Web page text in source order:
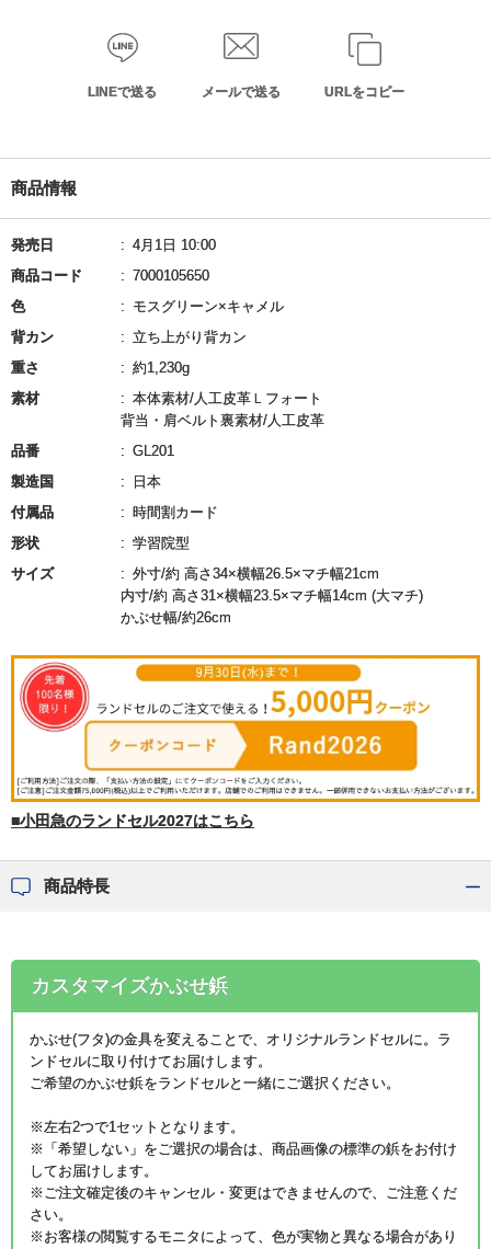
LINEで送る メールで送る URLをコピー
商品情報
発売日
4月1日 10:00
商品コード
7000105650
色
モスグリーン×キャメル
背カン
立ち上がり背カン
重さ
約1,230g
素材
本体素材/人工皮革Ｌフォート
背当・肩ベルト裏素材/人工皮革
品番
GL201
製造国
日本
付属品
時間割カード
形状
学習院型
サイズ
外寸/約 高さ34×横幅26.5×マチ幅21cm
内寸/約 高さ31×横幅23.5×マチ幅14cm (大マチ)
かぶせ幅/約26cm
■小田急のランドセル2027はこちら
商品特長
カスタマイズかぶせ鋲
かぶせ(フタ)の金具を変えることで、オリジナルランドセルに。ラ
ンドセルに取り付けてお届けします。
ご希望のかぶせ鋲をランドセルと一緒にご選択ください。
※左右2つで1セットとなります。
※「希望しない」をご選択の場合は、商品画像の標準の鋲をお付け
してお届けします。
※ご注文確定後のキャンセル・変更はできませんので、ご注意くだ
さい。
※お客様の閲覧するモニタによって、色が実物と異なる場合があり